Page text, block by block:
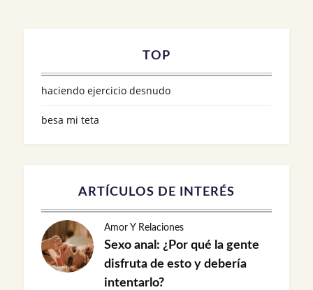
TOP
haciendo ejercicio desnudo
besa mi teta
ARTÍCULOS DE INTERÉS
Amor Y Relaciones
Sexo anal: ¿Por qué la gente
disfruta de esto y debería
intentarlo?